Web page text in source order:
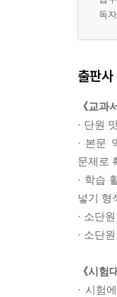
독
출판
《교과
· 단원
· 본문
문제로
· 학습
넣기 형
· 소단
· 소단
《시험
· 시험